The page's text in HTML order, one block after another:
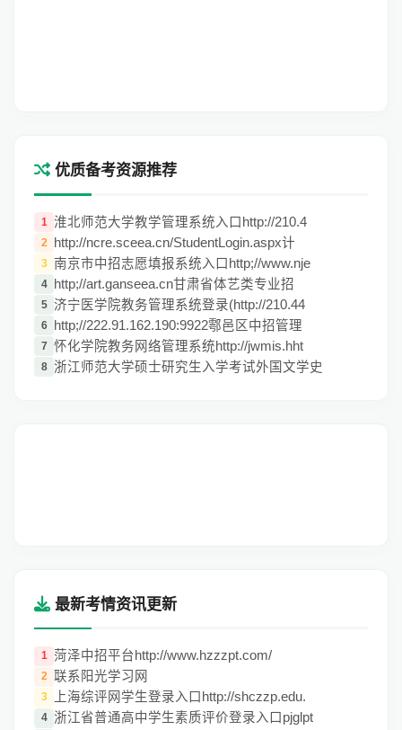
优质备考资源推荐
1 淮北师范大学教学管理系统入口http://210.4
2 http://ncre.sceea.cn/StudentLogin.aspx计
3 南京市中招志愿填报系统入口http;//www.nje
4 http;//art.ganseea.cn甘肃省体艺类专业招
5 济宁医学院教务管理系统登录(http://210.44
6 http;//222.91.162.190:9922鄠邑区中招管理
7 怀化学院教务网络管理系统http://jwmis.hht
8 浙江师范大学硕士研究生入学考试外国文学史
最新考情资讯更新
1 菏泽中招平台http://www.hzzzpt.com/
2 联系阳光学习网
3 上海综评网学生登录入口http://shczzp.edu.
4 浙江省普通高中学生素质评价登录入口pjglpt